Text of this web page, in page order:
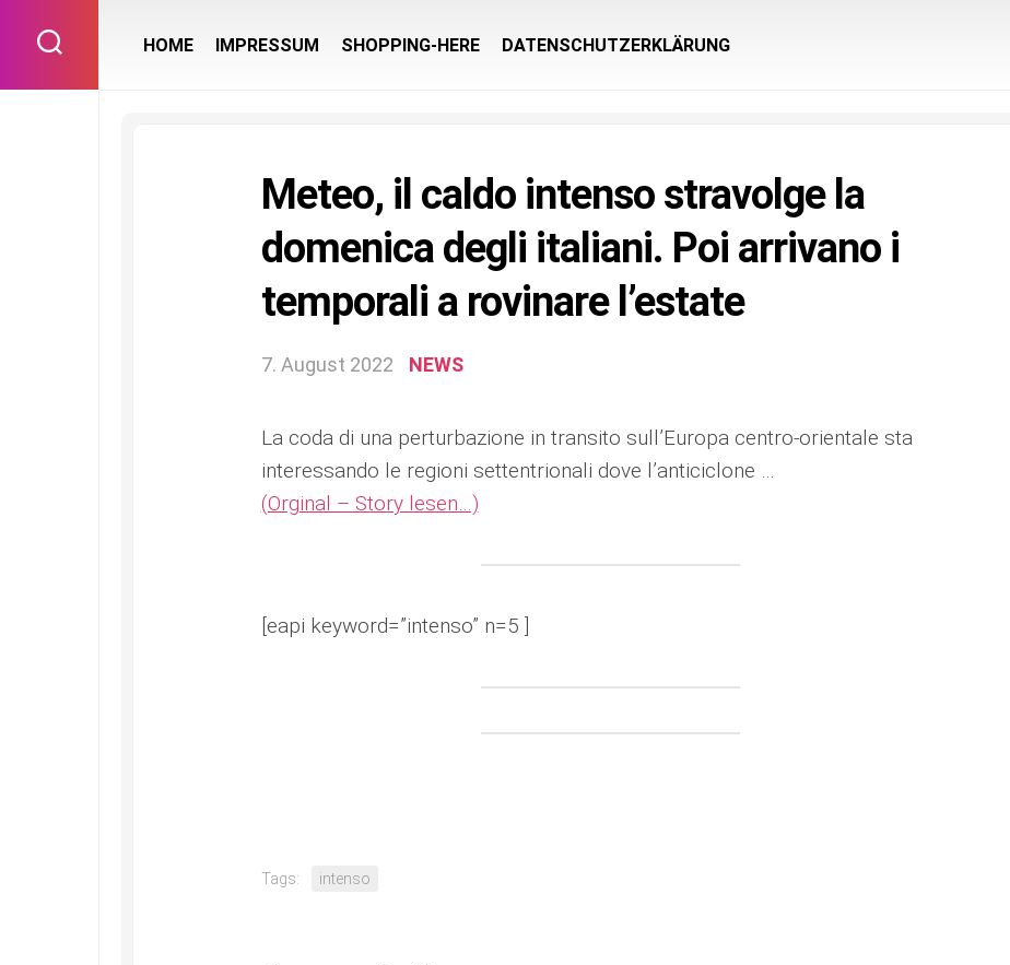
content
HOME IMPRESSUM SHOPPING-HERE DATENSCHUTZERKLÄRUNG
Meteo, il caldo intenso stravolge la
domenica degli italiani. Poi arrivano i
temporali a rovinare l’estate
7. August 2022 NEWS
La coda di una perturbazione in transito sull’Europa centro-orientale sta
interessando le regioni settentrionali dove l’anticiclone …
(Orginal – Story lesen…)
[eapi keyword=”intenso” n=5 ]
Tags: intenso